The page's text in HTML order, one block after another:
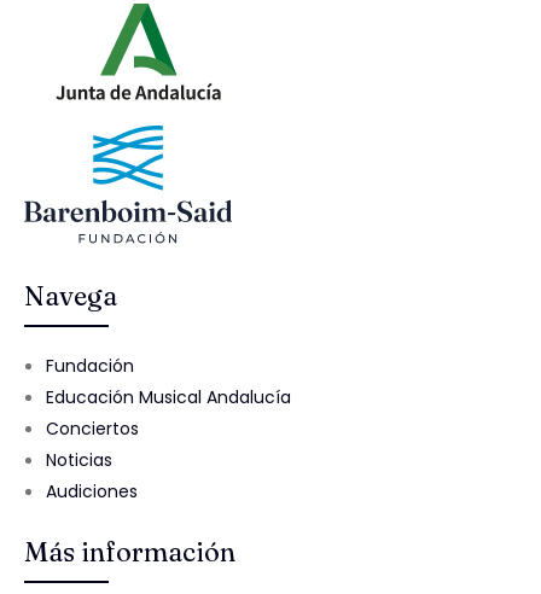
Navega
Fundación
Educación Musical Andalucía
Conciertos
Noticias
Audiciones
Más información